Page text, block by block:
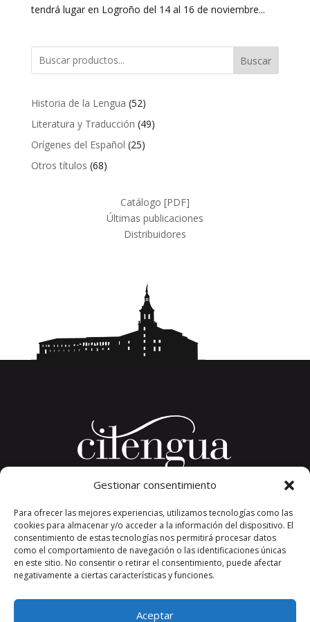
Gestionar consentimiento
Para ofrecer las mejores experiencias, utilizamos tecnologías como las
cookies para almacenar y/o acceder a la información del dispositivo. El
consentimiento de estas tecnologías nos permitirá procesar datos
como el comportamiento de navegación o las identificaciones únicas
en este sitio. No consentir o retirar el consentimiento, puede afectar
negativamente a ciertas características y funciones.
Aceptar
tendrá lugar en Logroño del 14 al 16 de noviembre...
Buscar
Historia de la Lengua 5252
productos
Literatura y Traducción 4949
Orígenes del Español 2525
Otros títulos 6868
Catálogo [PDF]
Últimas publicaciones
Distribuidores
26326 San Millán de la Cogolla
La Rioja. España.
Teléfono: +34 941 373 389
cilengua@cilengua.es